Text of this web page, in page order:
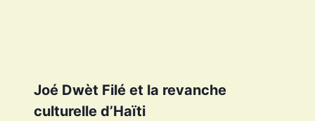
Joé Dwèt Filé et la revanche
culturelle d’Haïti